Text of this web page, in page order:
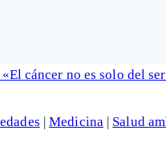
|Medicina| Salud